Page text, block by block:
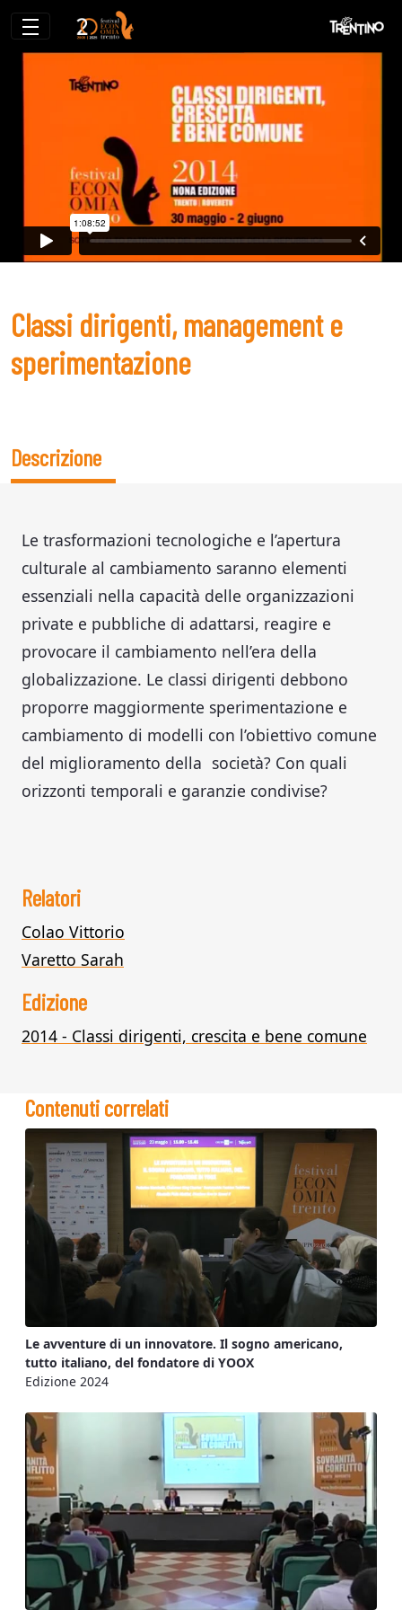
Classi dirigenti, management e
Classi dirigenti, management e
sperimentazione
Descrizione
Le trasformazioni tecnologiche e l’apertura
culturale al cambiamento saranno elementi
essenziali nella capacità delle organizzazioni
private e pubbliche di adattarsi, reagire e
provocare il cambiamento nell’era della
globalizzazione. Le classi dirigenti debbono
proporre maggiormente sperimentazione e
cambiamento di modelli con l’obiettivo comune
del miglioramento della società? Con quali
orizzonti temporali e garanzie condivise?
Relatori
Colao Vittorio
Varetto Sarah
Edizione
2014 - Classi dirigenti, crescita e bene comune
Contenuti correlati
Le avventure di un innovatore. Il sogno americano,
tutto italiano, del fondatore di YOOX
Edizione 2024